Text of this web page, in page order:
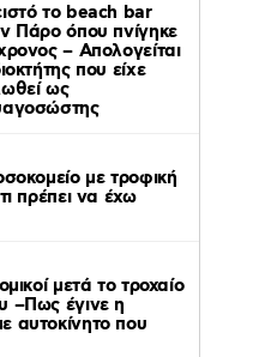
το beach bar
Πάρο όπου πνίγηκε
– Απολογείται
που είχε
ως
με τροφική
πρέπει να έχω
μετά το τροχαίο
–Πως έγινε η
αυτοκίνητο που